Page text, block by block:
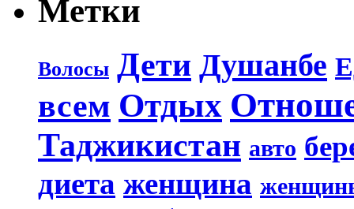
Метки
Волосы Дети Душанбе
всем Отдых
Таджикистан авто
диета женщина